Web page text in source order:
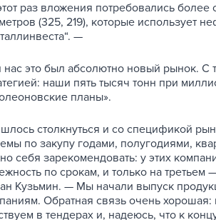
раз вложения потребовались
(325, 219), которые использует
—
это был абсолютно новый рынок. С
наши пять тысяч тонн при
планы».
столкнуться и со спецификой
по закупу годами, полугодиями,
себя зарекомендовать: у этих
по срокам, и только на
Кузьмин. — Мы начали выпуск
Обратная связь очень хорошая:
в тендерах и, надеюсь, что к